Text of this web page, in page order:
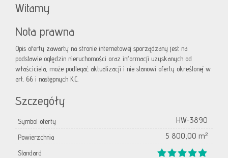
Witamy
Nota prawna
Opis oferty zawarty na stronie internetowej sporządzany jest na
podstawie oględzin nieruchomości oraz informacji uzyskanych od
właściciela, może podlegać aktualizacji i nie stanowi oferty określonej w
art. 66 i następnych K.C.
Szczegóły
Symbol oferty HW-3890
Powierzchnia 5 800,00 m²
Standard